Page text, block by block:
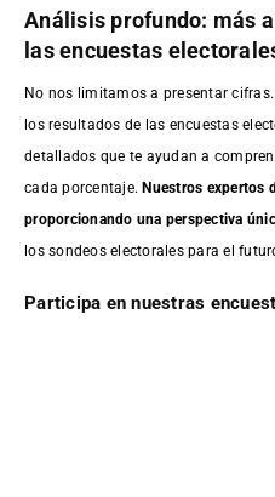
Análisis profundo: más
las encuestas
No nos limitamos a presentar
los resultados de las encuestas
detallados que te ayudan a
cada porcentaje.Nuestros expertos
proporcionando una perspectiva
los sondeos electorales para el
Participa en nuestras